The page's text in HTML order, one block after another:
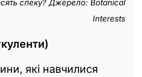
спеку? Джерело: Botanical
Interests
які навчилися